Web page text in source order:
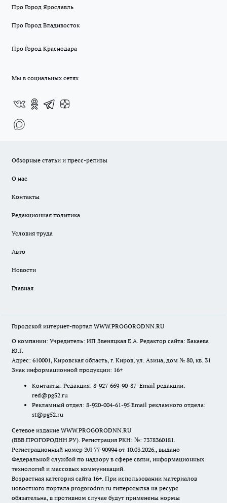
Про Город Ярославль
Про Город Владивосток
Про Город Краснодара
Мы в социальных сетях
Обзорные статьи и пресс-релизы
О нас
Контакты
Редакционная политика
Условия труда
Авто
Новости
Главная
Городской интернет-портал WWW.PROGORODNN.RU
О компании: Учредитель: ИП Звеняцкая Е.А. Редактор сайта: Бакаева
Ю.Г.
Адрес: 610001, Кировская область, г. Киров, ул. Азина, дом № 80, кв. 31
Знак информационной продукции: 16+
Контакты: Редакция: 8-927-669-90-87 Email редакции:
red@pg52.ru
Рекламный отдел: 8-920-004-61-95 Email рекламного отдела:
st@pg52.ru
Сетевое издание WWW.PROGORODNN.RU
(ВВВ.ПРОГОРОДНН.РУ). Регистрация РКН: №: 7378360181.
Регистрационный номер ЭЛ 77-90994 от 10.03.2026., выдано
Федеральной службой по надзору в сфере связи, информационных
технологий и массовых коммуникаций.
Возрастная категория сайта 16+. При использовании материалов
новостного портала progorodnn.ru гиперссылка на ресурс
обязательна, в противном случае будут применены нормы